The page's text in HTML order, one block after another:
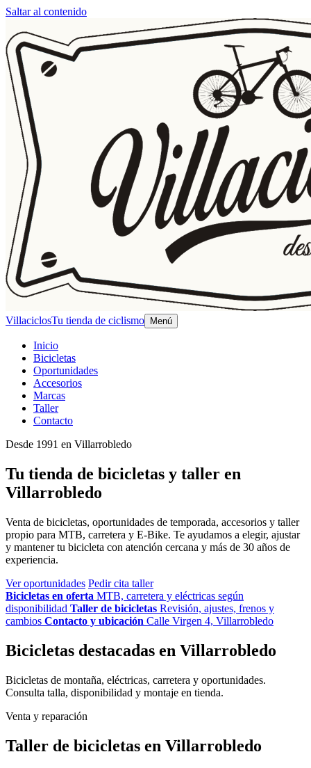
Saltar al contenido
VillaciclosTu tienda de ciclismo Menú
Inicio
Bicicletas
Oportunidades
Accesorios
Marcas
Taller
Contacto
Desde 1991 en Villarrobledo
Tu tienda de bicicletas y taller en
Villarrobledo
Venta de bicicletas, oportunidades de temporada, accesorios y taller
propio para MTB, carretera y E-Bike. Te ayudamos a elegir, ajustar
y mantener tu bicicleta con atención cercana y más de 30 años de
experiencia.
Ver oportunidades Pedir cita taller
Bicicletas en oferta MTB, carretera y eléctricas según
disponibilidad Taller de bicicletas Revisión, ajustes, frenos y
cambios Contacto y ubicación Calle Virgen 4, Villarrobledo
Bicicletas destacadas en Villarrobledo
Bicicletas de montaña, eléctricas, carretera y oportunidades.
Consulta talla, disponibilidad y montaje en tienda.
Venta y reparación
Taller de bicicletas en Villarrobledo